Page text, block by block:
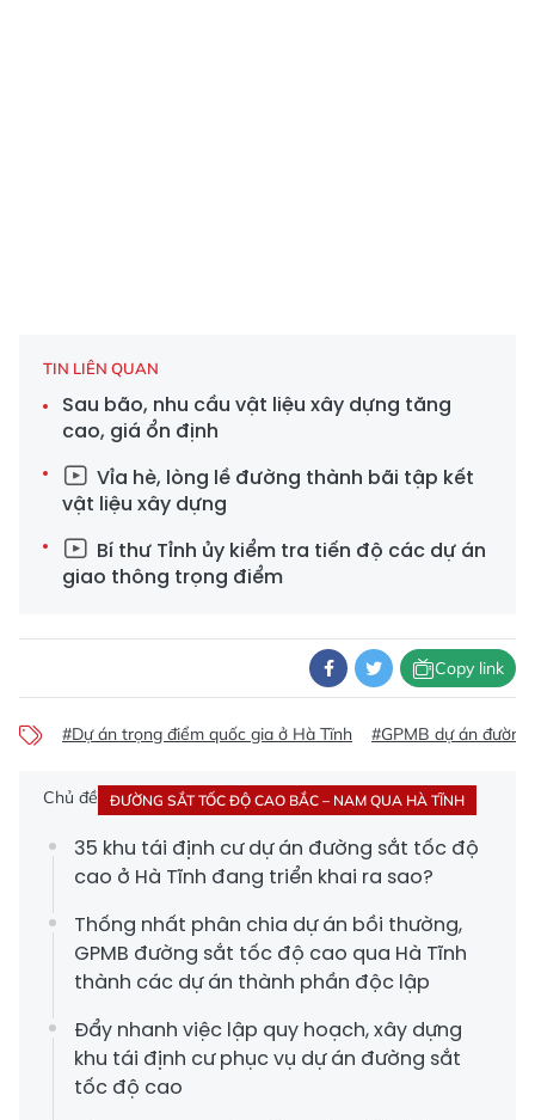
TIN LIÊN QUAN
Sau bão, nhu cầu vật liệu xây dựng tăng
cao, giá ổn định
Vỉa hè, lòng lề đường thành bãi tập kết
vật liệu xây dựng
Bí thư Tỉnh ủy kiểm tra tiến độ các dự án
giao thông trọng điểm
Copy link
#Dự án trọng điểm quốc gia ở Hà Tĩnh #GPMB dự án
Chủ đề ĐƯỜNG SẮT TỐC ĐỘ CAO BẮC – NAM QUA HÀ TĨNH
35 khu tái định cư dự án đường sắt tốc độ
cao ở Hà Tĩnh đang triển khai ra sao?
Thống nhất phân chia dự án bồi thường,
GPMB đường sắt tốc độ cao qua Hà Tĩnh
thành các dự án thành phần độc lập
Đẩy nhanh việc lập quy hoạch, xây dựng
khu tái định cư phục vụ dự án đường sắt
tốc độ cao